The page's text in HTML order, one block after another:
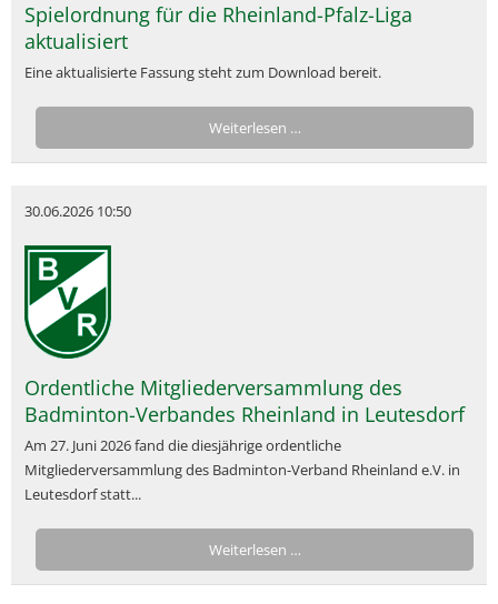
Spielordnung für die Rheinland-Pfalz-Liga
aktualisiert
Eine aktualisierte Fassung steht zum Download bereit.
Weiterlesen …
30.06.2026 10:50
Ordentliche Mitgliederversammlung des
Badminton-Verbandes Rheinland in Leutesdorf
Am 27. Juni 2026 fand die diesjährige ordentliche
Mitgliederversammlung des Badminton-Verband Rheinland e.V. in
Leutesdorf statt...
Weiterlesen …